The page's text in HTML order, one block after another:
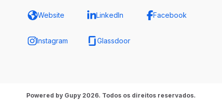
Website LinkedIn Facebook
Instagram Glassdoor
Powered by Gupy 2026. Todos os direitos reservados.